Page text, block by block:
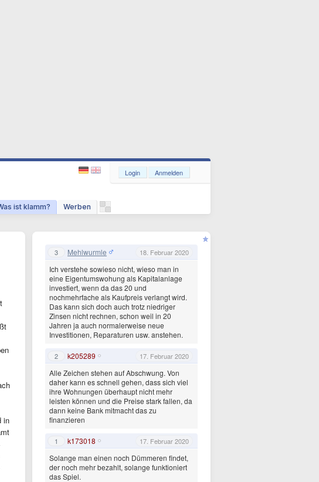
ist klamm? Werben
Login Anmelden
in
3 Mehlwurmle 18. Februar 2020
Ich verstehe sowieso nicht, wieso man in
eine Eigentumswohung als Kapitalanlage
investiert, wenn da das 20 und
nochmehrfache als Kaufpreis verlangt wird.
Das kann sich doch auch trotz niedriger
Zinsen nicht rechnen, schon weil in 20
Jahren ja auch normalerweise neue
Investitionen, Reparaturen usw. anstehen.
2 k205289 17. Februar 2020
Alle Zeichen stehen auf Abschwung. Von
daher kann es schnell gehen, dass sich viel
ihre Wohnungen überhaupt nicht mehr
leisten können und die Preise stark fallen, da
dann keine Bank mitmacht das zu
finanzieren
1 k173018 17. Februar 2020
Solange man einen noch Dümmeren findet,
der noch mehr bezahlt, solange funktioniert
das Spiel.